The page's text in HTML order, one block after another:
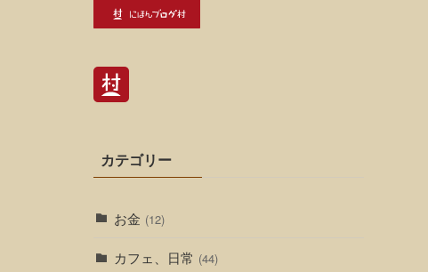
カテゴリー
お金 (12)
カフェ、日常 (44)